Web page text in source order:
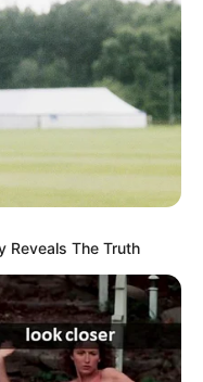
2 – 13 – 14 – 16
de
Tiercé Quarté
vidéos.
vous sollicite s.v.p
clic sur un des
Reveals The Truth